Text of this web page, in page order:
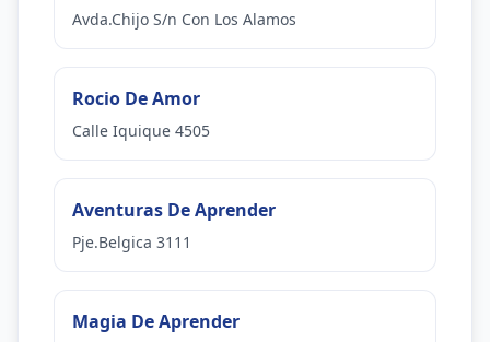
Avda.Chijo S/n Con Los Alamos
Rocio De Amor
Calle Iquique 4505
Aventuras De Aprender
Pje.Belgica 3111
Magia De Aprender